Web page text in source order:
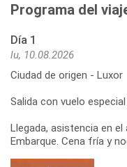
Programa del
Día 1
lu, 10.08.2026
Ciudad de origen - Luxor
Salida con vuelo
Llegada, asistencia en
Embarque. Cena fría y